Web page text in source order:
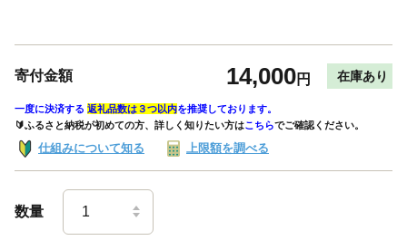
寄付金額 14,000円 在庫あり
一度に決済する 返礼品数は３つ以内を推奨しております。
🔰ふるさと納税が初めての方、詳しく知りたい方はこちらでご確認ください。
仕組みについて知る 上限額を調べる
数量